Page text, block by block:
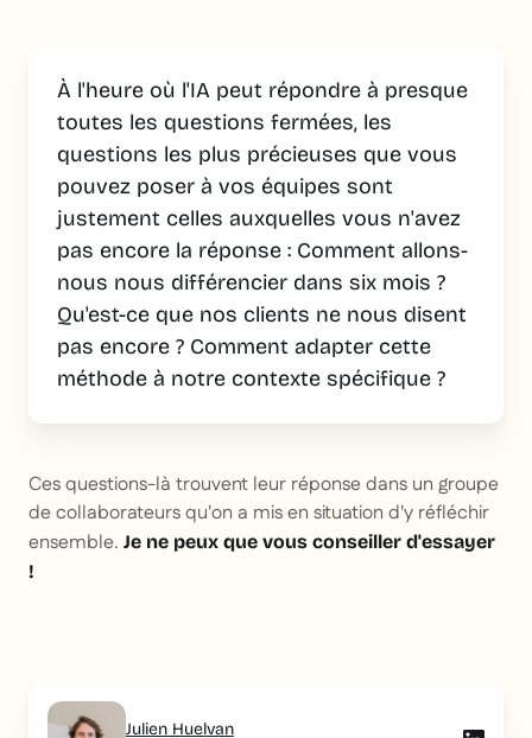
À l'heure où l'IA peut répondre à presque
toutes les questions fermées, les
questions les plus précieuses que vous
pouvez poser à vos équipes sont
justement celles auxquelles vous n'avez
pas encore la réponse : Comment allons-
nous nous différencier dans six mois ?
Qu'est-ce que nos clients ne nous disent
pas encore ? Comment adapter cette
méthode à notre contexte spécifique ?
Ces questions-là trouvent leur réponse dans un groupe
de collaborateurs qu'on a mis en situation d'y réfléchir
ensemble. Je ne peux que vous conseiller d'essayer
!
Julien Huelvan